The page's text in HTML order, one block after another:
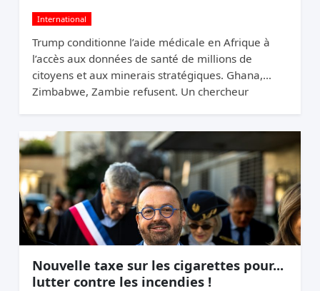
International
Trump conditionne l’aide médicale en Afrique à
l’accès aux données de santé de millions de
citoyens et aux minerais stratégiques. Ghana,
Zimbabwe, Zambie refusent. Un chercheur
Nouvelle taxe sur les cigarettes pour...
lutter contre les incendies !